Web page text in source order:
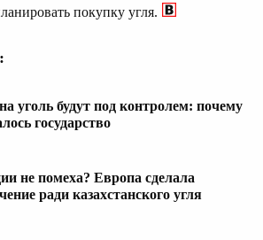
покупку угля.
уголь будут под контролем: почему
государство
не помеха? Европа сделала
ради казахстанского угля